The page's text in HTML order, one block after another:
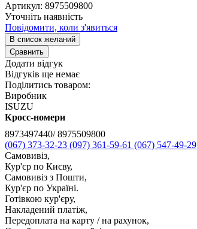
Артикул: 8975509800
Уточніть наявність
Повідомити, коли з'явиться
В список желаний
Сравнить
Додати відгук
Відгуків ще немає
Поділитись товаром:
Виробник
ISUZU
Кросс-номери
8973497440/ 8975509800
(067) 373-32-23 (097) 361-59-61 (067) 547-49-29
Самовивіз,
Кур'єр по Києву,
Самовивіз з Пошти,
Кур'єр по Україні.
Готівкою кур'єру,
Накладений платіж,
Передоплата на карту / на рахунок,